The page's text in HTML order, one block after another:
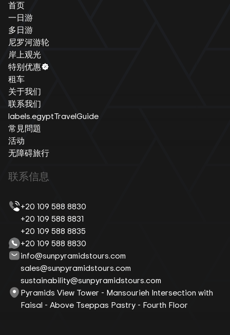
首页
一日游
多日游
尼罗河游轮
岸上观光
特别优惠
租车
关于我们
联系我们
labels.egyptTravelGuide
常見問題
活动
无障碍旅行
联系信息
+20 109 588 8830
+20 109 588 8831
+20 109 588 8835
+20 109 588 8830
info@sunpyramidstours.com
sales@sunpyramidstours.com
sustainability@sunpyramidstours.com
Pyramids View Tower - Mansourieh Intersection with
Faisal - Above Tseppas Pastry - Fourth Floor